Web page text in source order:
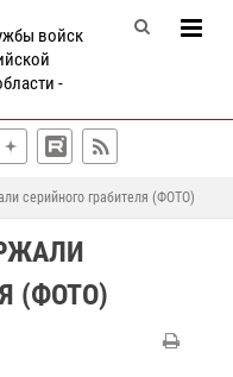
войск
-
серийного грабителя (ФОТО)
(ФОТО)